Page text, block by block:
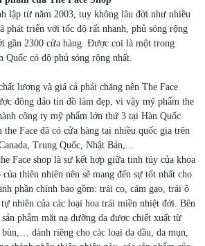
lập từ năm 2003, tuy không lâu đời như nhiều
phát triển với tốc độ rất nhanh, phủ sóng rộng
gần 2300 cửa hàng. Được coi là một trong
Quốc có độ phủ sóng rộng nhất.
lượng và giá cả phải chăng nên The Face
đông đảo tín đồ làm đẹp, vì vậy mỹ phẩm the
công ty mỹ phẩm lớn thứ 3 tại Hàn Quốc.
the Face đã có cửa hàng tại nhiều quốc gia trên
Trung Quốc, Nhật Bản,...
Face shop là sự kết hợp giữa tinh túy của khoa
của thiên nhiên nên sẽ mang đến sự tốt nhất cho
phần chính bao gồm: trái cọ, cám gạo, trái ô
nhiên của các loại hoa trái miền nhiệt đới. Bên
phẩm mặt nạ dưỡng da được chiết xuất từ
dành riêng cho các loại da dầu, da mụn,